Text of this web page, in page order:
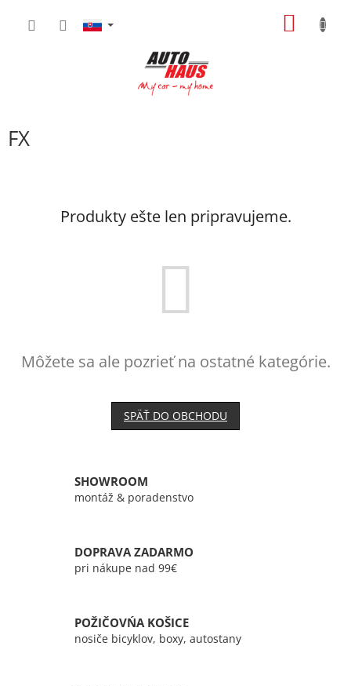
FX
Produkty ešte len pripravujeme.
Môžete sa ale pozrieť na ostatné kategórie.
SPÄŤ DO OBCHODU
SHOWROOM
montáž & poradenstvo
DOPRAVA ZADARMO
pri nákupe nad 99€
POŽIČOVŃA KOŠICE
nosiče bicyklov, boxy, autostany